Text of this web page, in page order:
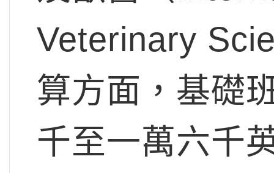
Veterinary
算方面，基礎
千至一萬六千